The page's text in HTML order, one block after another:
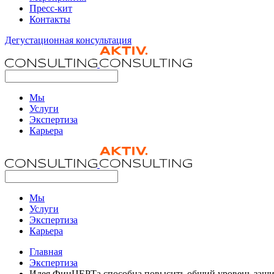
Пресс-кит
Контакты
Дегустационная консультация
Мы
Услуги
Экспертиза
Карьера
Мы
Услуги
Экспертиза
Карьера
Главная
Экспертиза